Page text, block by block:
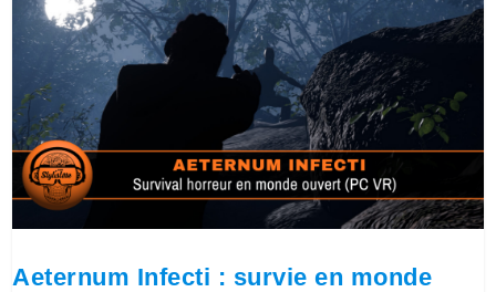
Aeternum Infecti : survie en monde